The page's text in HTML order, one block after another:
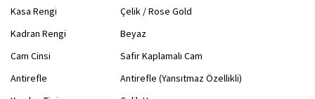
Kasa Rengi
Çelik / Rose Gold
Kadran Rengi
Beyaz
Cam Cinsi
Safir Kaplamalı Cam
Antirefle
Antirefle (Yansıtmaz Özellikli)